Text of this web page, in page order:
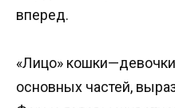
вперед.
«Лицо»
основных частей,